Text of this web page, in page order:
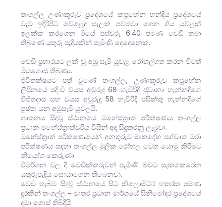
තංගල්ල උණාකූරුව ප්‍රදේශයේ කපුහේන හන්දිය ප්‍රදේශයේ
වැව ඉදිරිපිට වෙළෙඳ සැලක් පවත්වා ගෙන ගිය යුවළක්
ඉලක්ක කරගෙන ඊයේ පස්වරු 6.40 පමණ වෙඩි තබා
තිබුණේ යතුරු පැදියකින් පැමිණි දෙදෙනෙක්.
වෙඩි ප්‍රහාරයට ලක් වූ අඹු සැමි යුවළ රෝහල්ගත කරන විටත්
මියගොස් තිබුණා.
ජීවිතක්ෂයට පත් වුණේ තංගල්ල, උණාකූරුව කපුහේන
ලිපිනයේ පදිංචි වයස අවුරුදු 68 හැවිරිදි ජුවානා හැන්නදිගේ
විජිතදාස සහ වයස අවුරුදු 58 හැවිරිදි පසික්කු හැන්නදිගේ
පුෂ්පා යන අඹුසැමි යුවලයි.
ඝාතනය සිදුවූ ස්ථානයේ මහේස්ත්‍රාත් පරීක්ෂණය තංගල්ල
ප්‍රධාන මහේස්ත්‍රාත්වරිය විසින් අද සිදුකරනු ලැබුවා.
මහේස්ත්‍රාත් පරීක්ෂණයෙන් අනතුරුව මෘතදේහ පශ්චාත් මරා
පරීක්ෂණය සඳහා තංගල්ල මූලික රෝහල වෙත යොමු කිරීමට
නියෝග කෙරුණා.
විමර්ශන වල දි වෙඩික්කරුවන් පැමිණි බවට සැකකෙරෙන
යතුරුපැදිය සොයාගෙන තිබෙනවා.
වෙඩි තැබීම සිදුවූ ස්ථානයේ සිට කිලෝමීටර් හතරක පමණ
දුරකින් තංගල්ල – මාතර ප්‍රධාන මාර්ගයේ සීනිමෝදර ප්‍රදේශයේ
දමා ගොස් තිබීදීයී